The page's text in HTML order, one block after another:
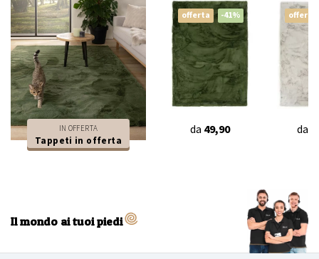
IN OFFERTA
Tappeti in offerta
offerta -41%
da 49,90
offerta
da
Il mondo ai tuoi piedi